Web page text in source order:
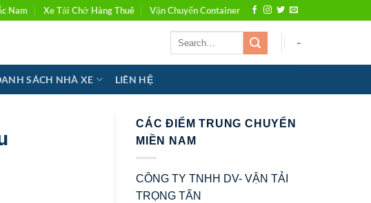
Nam Xe Tải Chở Hàng Thuê Vận Chuyển Container
-
SÁCH NHÀ XE LIÊN HỆ
CÁC ĐIỂM TRUNG CHUYỂN
MIỀN NAM
CÔNG TY TNHH DV- VẬN TẢI
TRỌNG TẤN